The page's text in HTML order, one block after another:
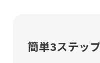
簡単3ステッ